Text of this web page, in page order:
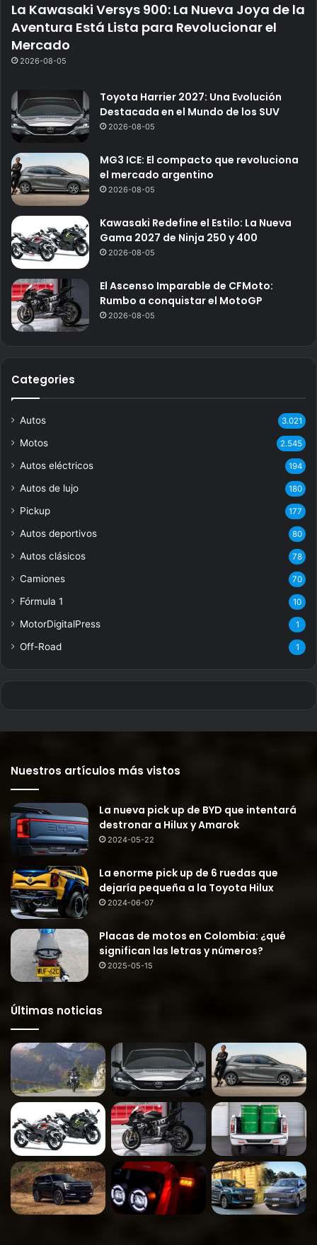
La Kawasaki Versys 900: La Nueva Joya de la
Aventura Está Lista para Revolucionar el
Mercado
2026-08-05
Toyota Harrier 2027: Una Evolución
Destacada en el Mundo de los SUV
2026-08-05
MG3 ICE: El compacto que revoluciona
el mercado argentino
2026-08-05
Kawasaki Redefine el Estilo: La Nueva
Gama 2027 de Ninja 250 y 400
2026-08-05
El Ascenso Imparable de CFMoto:
Rumbo a conquistar el MotoGP
2026-08-05
Categories
Autos 3.021
Motos 2.545
Autos eléctricos 194
Autos de lujo 180
Pickup 177
Autos deportivos 80
Autos clásicos 78
Camiones 70
Fórmula 1 10
MotorDigitalPress 1
Off-Road 1
Nuestros artículos más vistos
La nueva pick up de BYD que intentará
destronar a Hilux y Amarok
2024-05-22
La enorme pick up de 6 ruedas que
dejaría pequeña a la Toyota Hilux
2024-06-07
Placas de motos en Colombia: ¿qué
significan las letras y números?
2025-05-15
Últimas noticias